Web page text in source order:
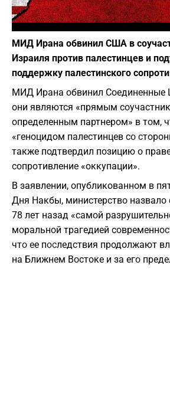
МИД Ирана обвинил США в
Израиля против палестинцев и
поддержку палестинского
МИД Ирана обвинил Соединенные
они являются «прямым
определенным партнером» в том,
«геноцидом палестинцев со
также подтвердил позицию о
сопротивление «оккупации».
В заявлении, опубликованном в
Дня Накбы, министерство назвало
78 лет назад «самой
моральной трагедией
что ее последствия продолжают
на Ближнем Востоке и за его